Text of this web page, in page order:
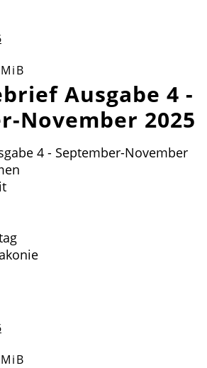
Ausgabe 4 -
November 2025
4 - September-November